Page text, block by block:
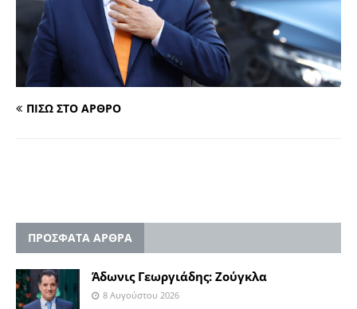
ΠΙΣΩ ΣΤΟ ΑΡΘΡΟ
ΠΡΟΣΦΑΤΑ ΑΡΘΡΑ
Άδωνις Γεωργιάδης: Ζούγκλα
8 Αυγούστου 2026